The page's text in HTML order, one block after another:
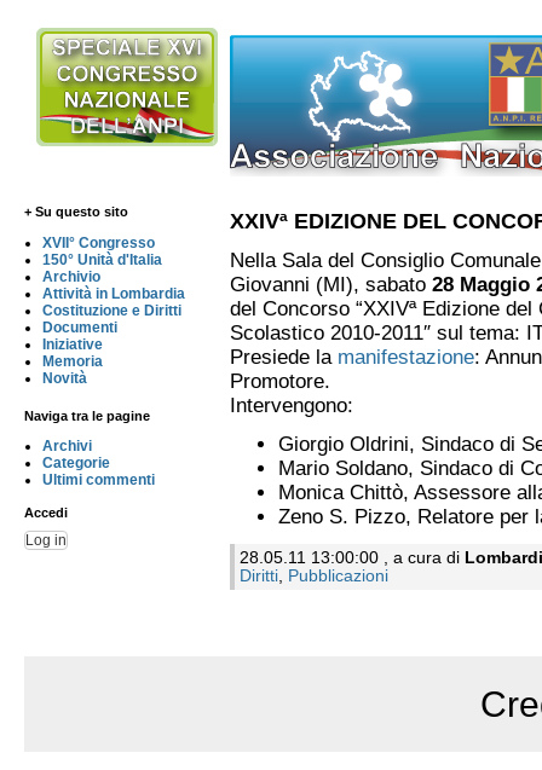
+ Su questo sito
XVII° Congresso
150° Unità d'Italia
Archivio
Attività in Lombardia
Costituzione e Diritti
Documenti
Iniziative
Memoria
Novità
Naviga tra le pagine
Archivi
Categorie
Ultimi commenti
Accedi
Log in
XXIVª EDIZIONE DEL
Nella Sala del Consiglio
Giovanni (MI), sabato 28 Maggio
del Concorso “XXIVª Edizione
Scolastico 2010-2011″ sul tema:
Presiede la manifestazione:
Promotore.
Intervengono:
Giorgio Oldrini, Sindaco di
Mario Soldano, Sindaco di
Monica Chittò, Assessore
Zeno S. Pizzo, Relatore per
28.05.11 13:00:00 , a cura di
Diritti, Pubblicazioni